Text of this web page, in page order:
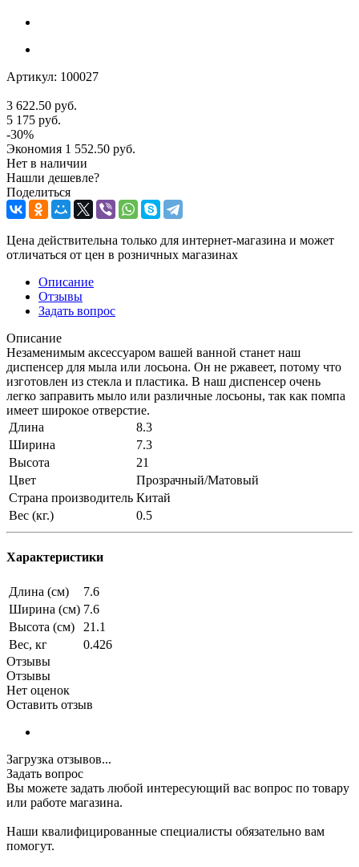
Артикул: 100027
3 622.50 руб.
5 175 руб.
-30%
Экономия 1 552.50 руб.
Нет в наличии
Нашли дешевле?
Поделиться
Цена действительна только для интернет-магазина и может
отличаться от цен в розничных магазинах
Описание
Отзывы
Задать вопрос
Описание
Незаменимым аксессуаром вашей ванной станет наш
диспенсер для мыла или лосьона. Он не ржавеет, потому что
изготовлен из стекла и пластика. В наш диспенсер очень
легко заправить мыло или различные лосьоны, так как помпа
имеет широкое отверстие.
Длина
8.3
Ширина
7.3
Высота
21
Цвет
Прозрачный/Матовый
Страна производитель Китай
Вес (кг.)
0.5
Характеристики
Длина (см)
7.6
Ширина (см) 7.6
Высота (см)
21.1
Вес, кг
0.426
Отзывы
Отзывы
Нет оценок
Оставить отзыв
Загрузка отзывов...
Задать вопрос
Вы можете задать любой интересующий вас вопрос по товару
или работе магазина.
Наши квалифицированные специалисты обязательно вам
помогут.